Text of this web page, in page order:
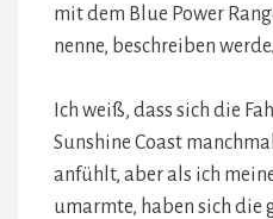
mit dem Blue Power
nenne, beschreiben werde.
Ich weiß, dass sich die
Sunshine Coast
anfühlt, aber als ich
umarmte, haben sich die